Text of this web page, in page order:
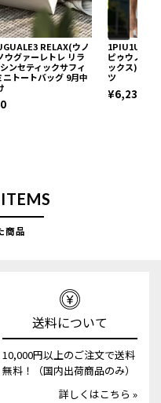
RELAX(ウノ
ウグァーレトレ リラ
ンセティックサフィ
ニトートバッグ 9月中
ピゥウノウ
ックス)ネッ
ツ
¥6,237
商品
送料について
10,000円以上のご注文で送料
無料！（国内出荷商品のみ）
詳しくはこちら »